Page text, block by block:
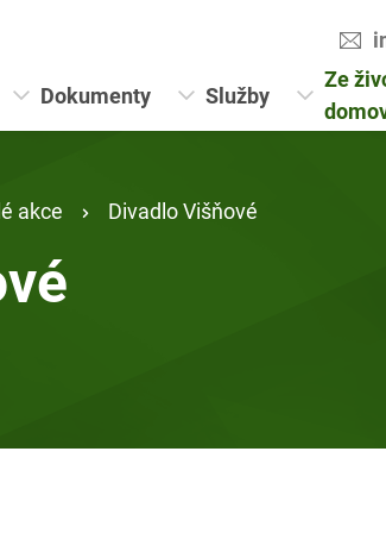
Dokumenty Služby
Ze
akce Divadlo Višňové